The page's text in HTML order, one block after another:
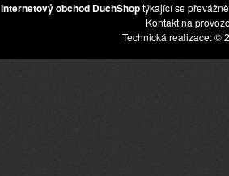
Internetový obchod DuchShoptýkající se
Kontakt na
Technická realizace: ©